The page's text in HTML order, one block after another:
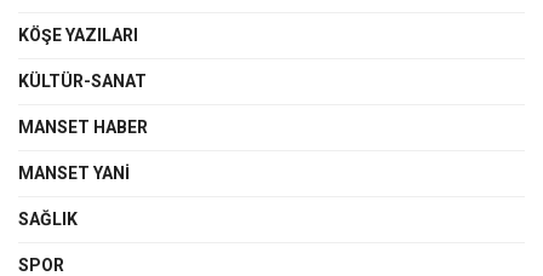
KÖŞE YAZILARI
KÜLTÜR-SANAT
MANSET HABER
MANSET YANI
SAĞLIK
SPOR